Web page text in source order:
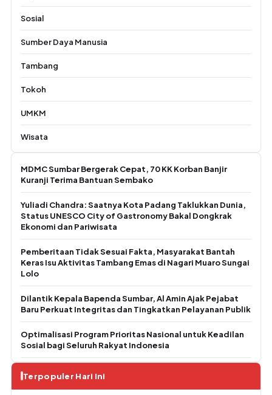
Sosial
Sumber Daya Manusia
Tambang
Tokoh
UMKM
Wisata
MDMC Sumbar Bergerak Cepat, 70 KK Korban Banjir
Kuranji Terima Bantuan Sembako
Yuliadi Chandra: Saatnya Kota Padang Taklukkan Dunia,
Status UNESCO City of Gastronomy Bakal Dongkrak
Ekonomi dan Pariwisata
Pemberitaan Tidak Sesuai Fakta, Masyarakat Bantah
Keras Isu Aktivitas Tambang Emas di Nagari Muaro Sungai
Lolo
Dilantik Kepala Bapenda Sumbar, Al Amin Ajak Pejabat
Baru Perkuat Integritas dan Tingkatkan Pelayanan Publik
Optimalisasi Program Prioritas Nasional untuk Keadilan
Sosial bagi Seluruh Rakyat Indonesia
Terpopuler Hari Ini